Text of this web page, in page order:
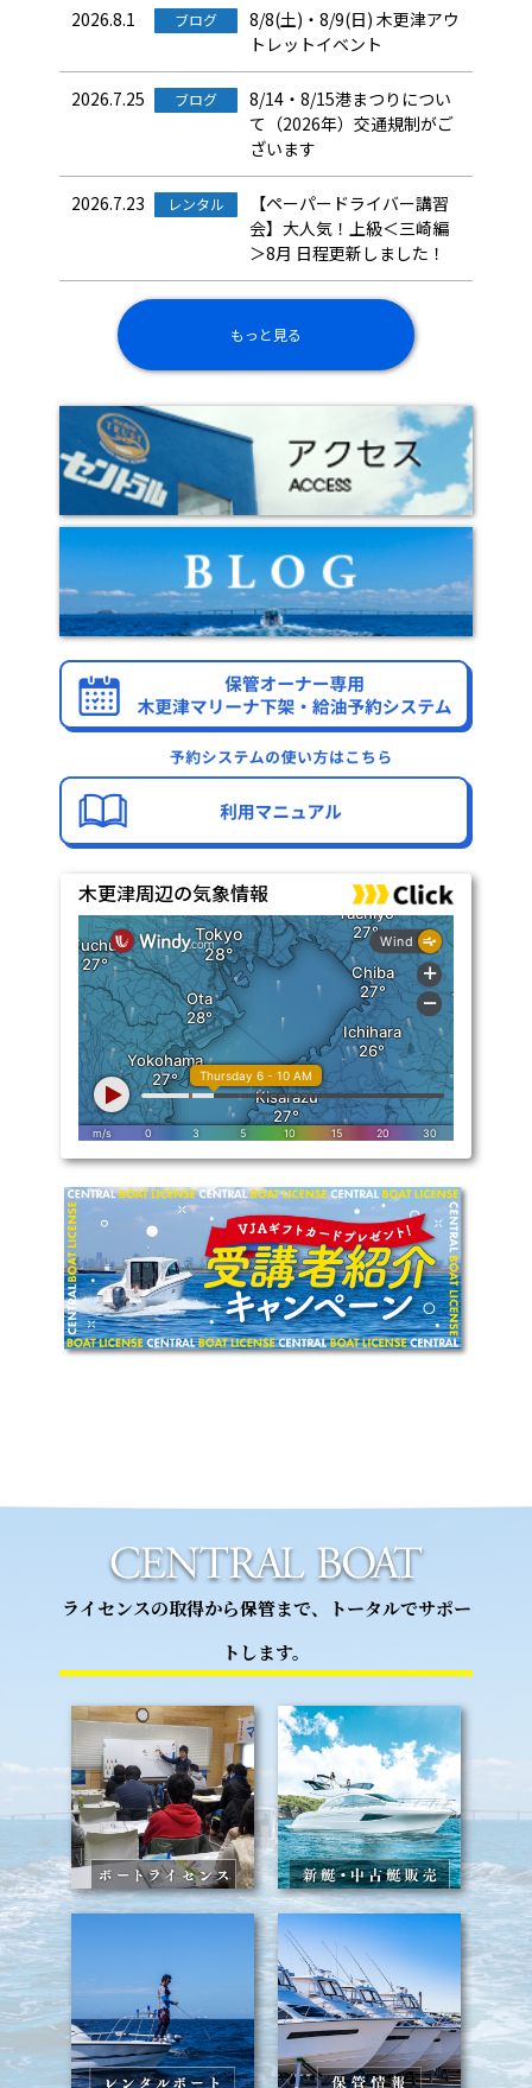
2026.8.1 ブログ
8/8(土)・8/9(日) 木更津アウ
トレットイベント
2026.7.25 ブログ
8/14・8/15港まつりについ
て（2026年）交通規制がご
ざいます
2026.7.23 レンタル
【ペーパードライバー講習
会】大人気！上級＜三崎編
＞8月 日程更新しました！
もっと見る
木更津周辺の気象情報
ライセンスの取得から保管まで、トータルでサポー
トします。